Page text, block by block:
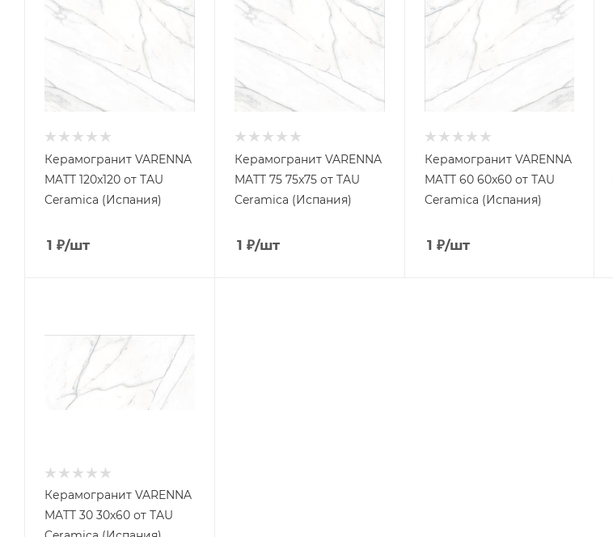
Керамогранит VARENNA
MATT 120x120 от TAU
Ceramica (Испания)
1 ₽/шт
Керамогранит VARENNA
MATT 75 75x75 от TAU
Ceramica (Испания)
1 ₽/шт
Керамогранит VARENNA
MATT 60 60x60 от TAU
Ceramica (Испания)
1 ₽/шт
Керамогранит VARENNA
MATT 30 30x60 от TAU